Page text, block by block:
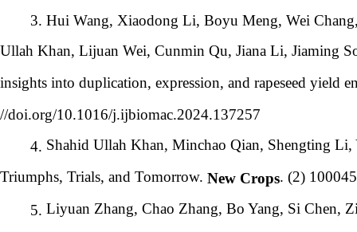
3. Hui Wang, Xiaodong Li, Boyu Meng, Wei
Ullah Khan, Lijuan Wei, Cunmin Qu, Jiana Li, Jiaming
insights into duplication, expression, and rapeseed yield
//doi.org/10.1016/j.ijbiomac.2024.137257
4. Shahid Ullah Khan, Minchao Qian, Shengting
Triumphs, Trials, and Tomorrow. New Crops. (2)
5. Liyuan Zhang, Chao Zhang, Bo Yang, Si